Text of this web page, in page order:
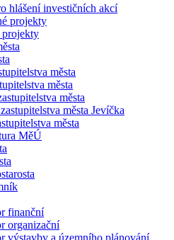
hlášení investičních akcí
projekty
projekty
města
města
města
města Jevíčka
města
MěÚ
finanční
organizační
výstavby a územního plánování